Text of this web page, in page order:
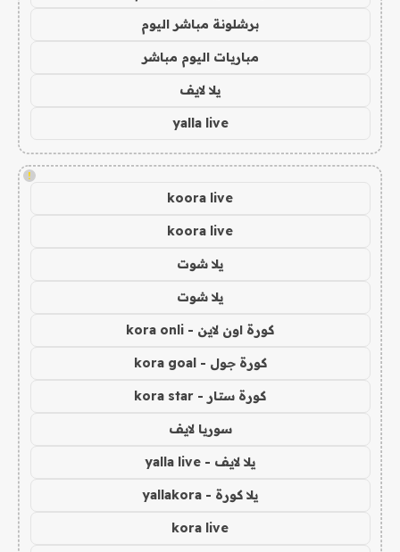
برشلونة مباشر اليوم
مباريات اليوم مباشر
يلا لايف
yalla live
!
koora live
koora live
يلا شوت
يلا شوت
كورة اون لاين - kora onli
كورة جول - kora goal
كورة ستار - kora star
سوريا لايف
يلا لايف - yalla live
يلا كورة - yallakora
kora live